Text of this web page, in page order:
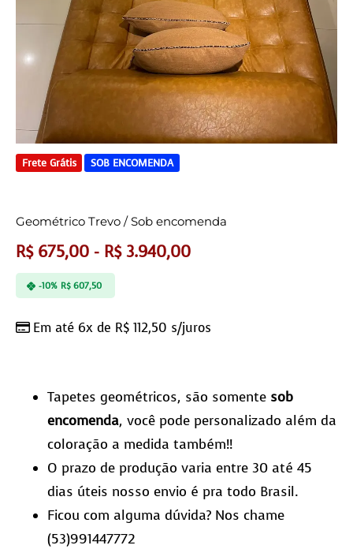
Frete Grátis SOB ENCOMENDA
Geométrico Trevo / Sob encomenda
R$675,00 - R$3.940,00
Em até 6x de R$ 112,50 s/juros
-10% R$607,50
Tapetes geométricos, são somente sob
encomenda, você pode personalizado além da
coloração a medida também!!
O prazo de produção varia entre 30 até 45
dias úteis nosso envio é pra todo Brasil.
Ficou com alguma dúvida? Nos chame
(53)991447772